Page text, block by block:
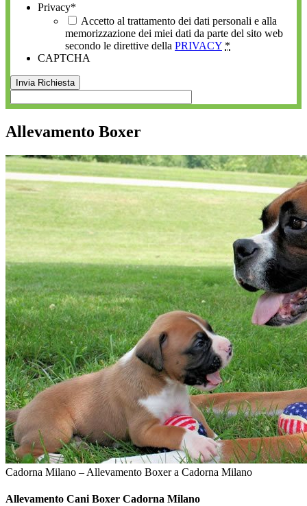
Privacy*
Accetto al trattamento dei dati personali e alla
memorizzazione dei miei dati da parte del sito web
secondo le direttive della PRIVACY *
CAPTCHA
Allevamento Boxer
Cadorna Milano – Allevamento Boxer a Cadorna Milano
Allevamento Cani Boxer Cadorna Milano